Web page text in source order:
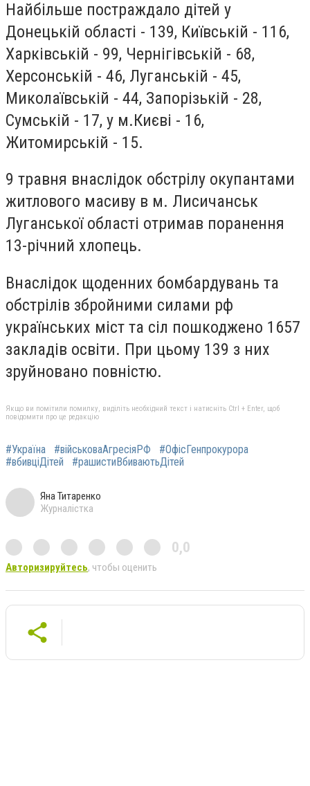
Найбільше постраждало дітей у
Донецькій області - 139, Київській - 116,
Харківській - 99, Чернігівській - 68,
Херсонській - 46, Луганській - 45,
Миколаївській - 44, Запорізькій - 28,
Сумській - 17, у м.Києві - 16,
Житомирській - 15.
9 травня внаслідок обстрілу окупантами
житлового масиву в м. Лисичанськ
Луганської області отримав поранення
13-річний хлопець.
Внаслідок щоденних бомбардувань та
обстрілів збройними силами рф
українських міст та сіл пошкоджено 1657
закладів освіти. При цьому 139 з них
зруйновано повністю.
Якщо ви помітили помилку, виділіть необхідний текст і натисніть Ctrl + Enter, щоб
повідомити про це редакцію
#Україна #військоваАгресіяРФ
#ОфісГенпрокурора
#вбивціДітей
#рашистиВбиваютьДітей
Яна Титаренко
Журналістка
0,0
Авторизируйтесь, чтобы оценить